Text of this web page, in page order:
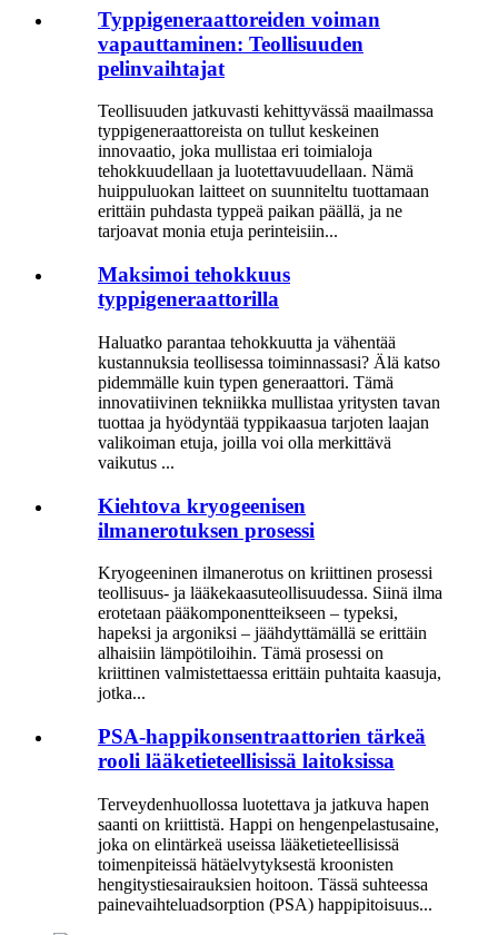
Typpigeneraattoreiden voiman
vapauttaminen: Teollisuuden
pelinvaihtajat
Teollisuuden jatkuvasti kehittyvässä maailmassa
typpigeneraattoreista on tullut keskeinen
innovaatio, joka mullistaa eri toimialoja
tehokkuudellaan ja luotettavuudellaan. Nämä
huippuluokan laitteet on suunniteltu tuottamaan
erittäin puhdasta typpeä paikan päällä, ja ne
tarjoavat monia etuja perinteisiin...
Maksimoi tehokkuus
typpigeneraattorilla
Haluatko parantaa tehokkuutta ja vähentää
kustannuksia teollisessa toiminnassasi? Älä katso
pidemmälle kuin typen generaattori. Tämä
innovatiivinen tekniikka mullistaa yritysten tavan
tuottaa ja hyödyntää typpikaasua tarjoten laajan
valikoiman etuja, joilla voi olla merkittävä
vaikutus ...
Kiehtova kryogeenisen
ilmanerotuksen prosessi
Kryogeeninen ilmanerotus on kriittinen prosessi
teollisuus- ja lääkekaasuteollisuudessa. Siinä ilma
erotetaan pääkomponentteikseen – typeksi,
hapeksi ja argoniksi – jäähdyttämällä se erittäin
alhaisiin lämpötiloihin. Tämä prosessi on
kriittinen valmistettaessa erittäin puhtaita kaasuja,
jotka...
PSA-happikonsentraattorien tärkeä
rooli lääketieteellisissä laitoksissa
Terveydenhuollossa luotettava ja jatkuva hapen
saanti on kriittistä. Happi on hengenpelastusaine,
joka on elintärkeä useissa lääketieteellisissä
toimenpiteissä hätäelvytyksestä kroonisten
hengitystiesairauksien hoitoon. Tässä suhteessa
painevaihteluadsorption (PSA) happipitoisuus...